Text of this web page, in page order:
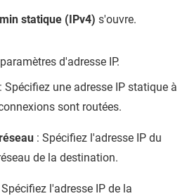
statique (IPv4) s'ouvre.
d'adresse IP.
: Spécifiez une adresse IP statique à
sont routées.
: Spécifiez l'adresse IP du
de la destination.
Spécifiez l'adresse IP de la